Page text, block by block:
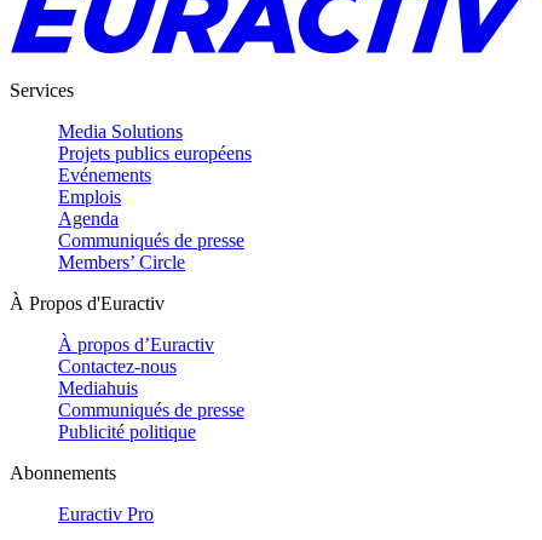
Services
Media Solutions
Projets publics européens
Evénements
Emplois
Agenda
Communiqués de presse
Members’ Circle
À Propos d'Euractiv
À propos d’Euractiv
Contactez-nous
Mediahuis
Communiqués de presse
Publicité politique
Abonnements
Euractiv Pro